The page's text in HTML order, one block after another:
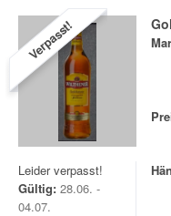
Verpasst!
Leider verpasst!
Gültig: 28.06. -
04.07.